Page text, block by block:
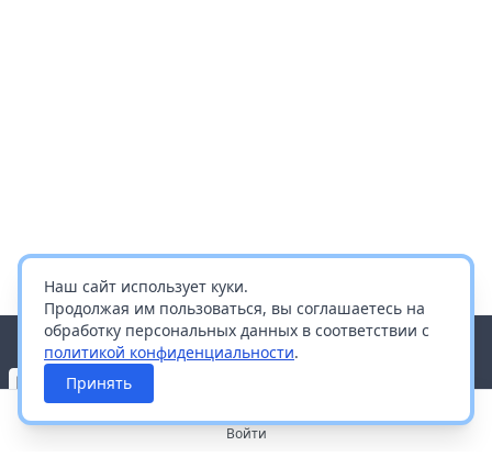
Наш сайт использует куки.
Продолжая им пользоваться, вы соглашаетесь на
обработку персональных данных в соответствии с
политикой конфиденциальности.
Принять
Войти